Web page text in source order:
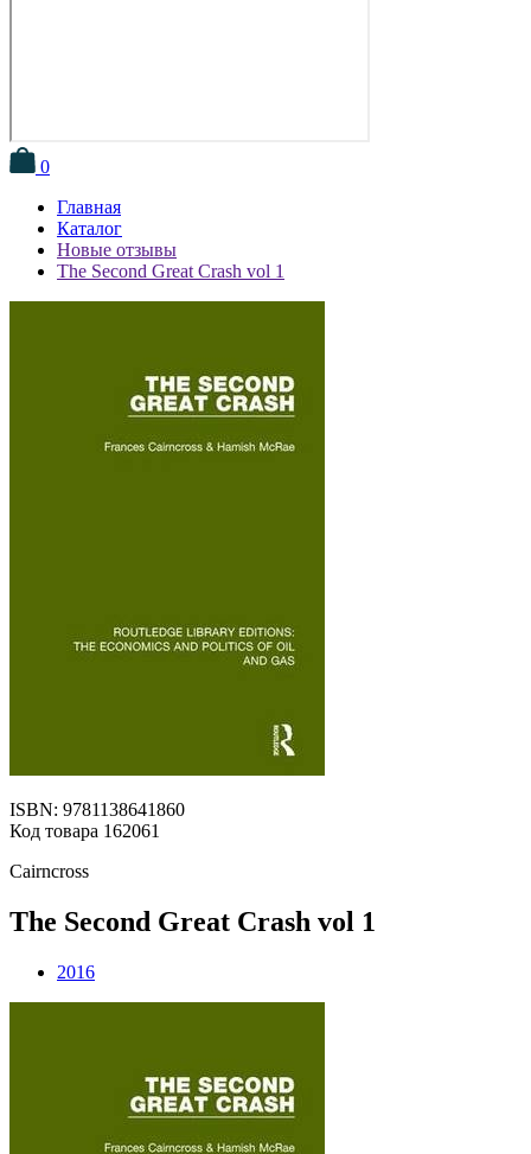
0
Главная
Каталог
Новые отзывы
The Second Great Crash vol 1
ISBN: 9781138641860
Код товара 162061
Cairncross
The Second Great Crash vol 1
2016